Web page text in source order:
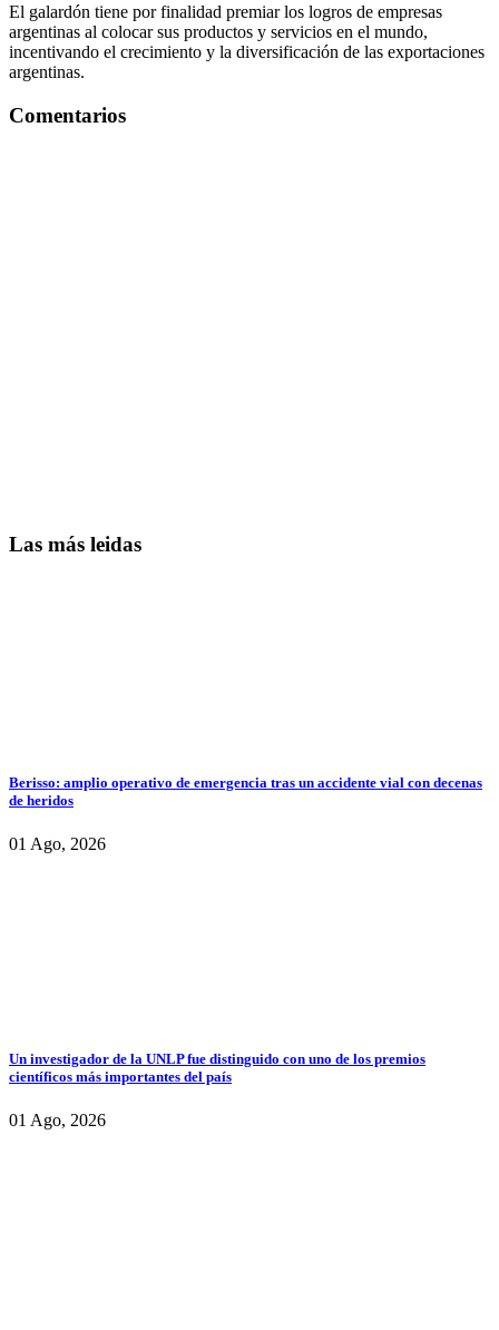
El galardón tiene por finalidad premiar los logros de empresas
argentinas al colocar sus productos y servicios en el mundo,
incentivando el crecimiento y la diversificación de las exportaciones
argentinas.
Comentarios
Las más leidas
Berisso: amplio operativo de emergencia tras un accidente vial con decenas
de heridos
01 Ago, 2026
Un investigador de la UNLP fue distinguido con uno de los premios
científicos más importantes del país
01 Ago, 2026